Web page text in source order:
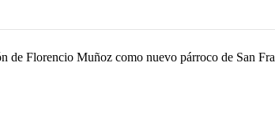
de Florencio Muñoz como nuevo párroco de San